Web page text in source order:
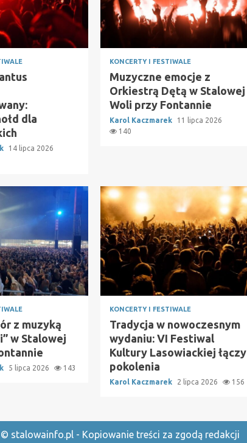
dla
14 lipca 2026
KONCERTY I FESTIWALE
Muzyczne emocje z
Orkiestrą Dętą w Stalowej
Woli przy Fontannie
Karol Kaczmarek
11 lipca 2026
140
z muzyką
w Stalowej
5 lipca 2026 143
KONCERTY I FESTIWALE
Tradycja w nowoczesnym
wydaniu: VI Festiwal
Kultury Lasowiackiej łączy
pokolenia
Karol Kaczmarek 2 lipca 2026 156
© stalowainfo.pl - Kopiowanie treści za zgodą redakcji